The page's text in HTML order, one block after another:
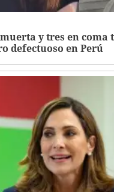
y tres en coma
defectuoso en Perú